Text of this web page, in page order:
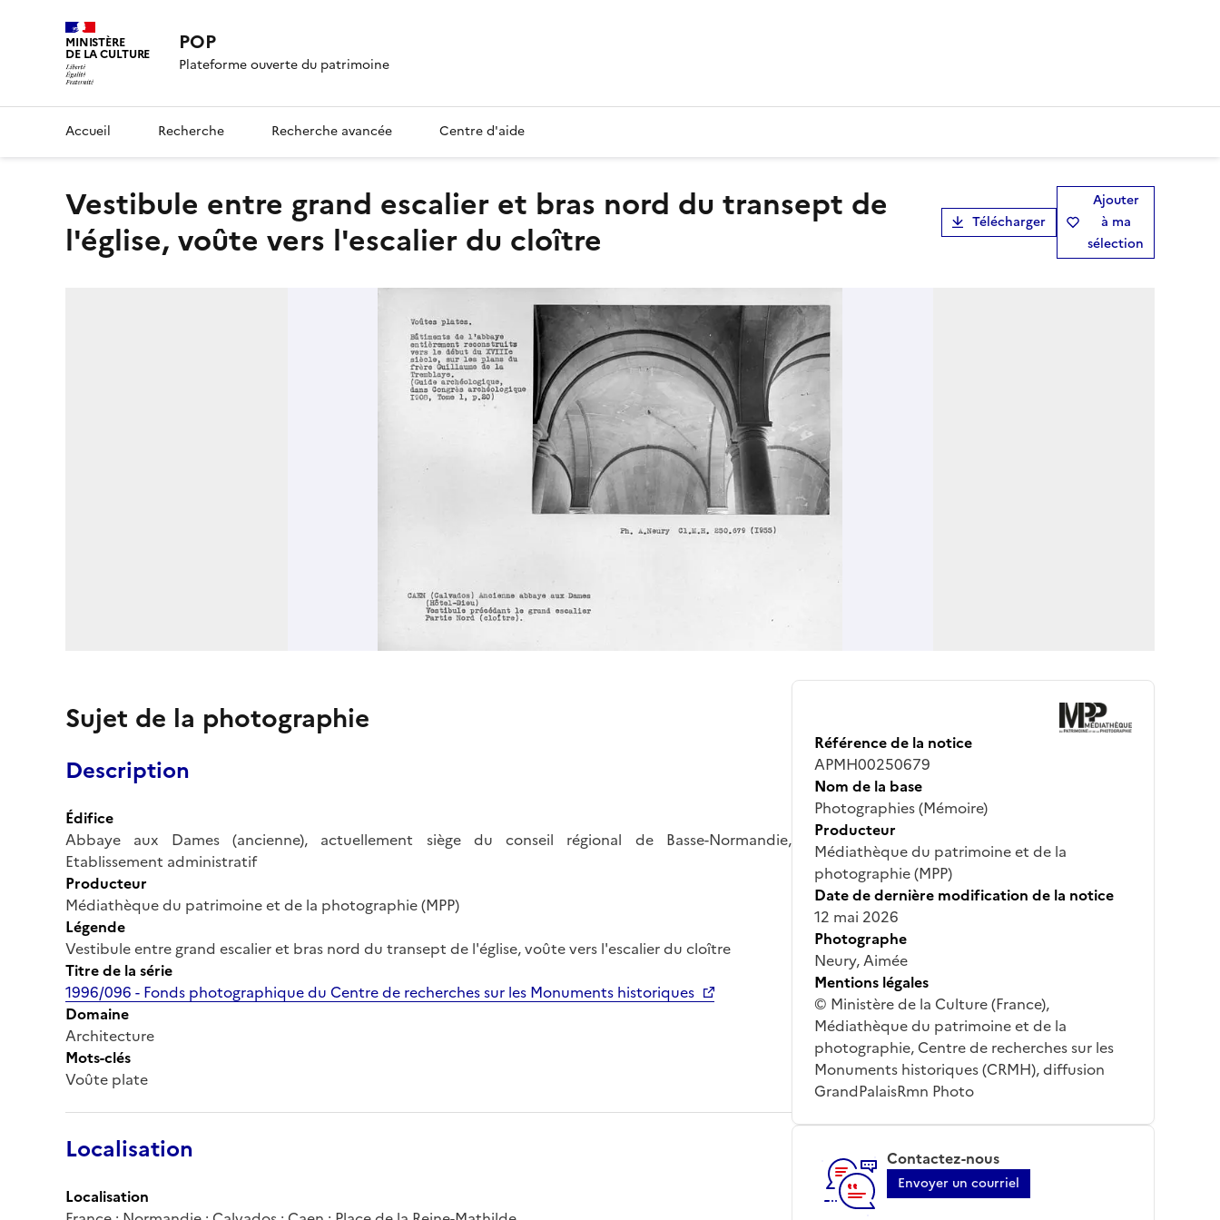
MINISTÈRE
DE LA CULTURE POP
Plateforme ouverte du patrimoine
Accueil Recherche Recherche avancée Centre d'aide
Vestibule entre grand escalier et bras nord du transept de
l'église, voûte vers l'escalier du cloître
Télécharger
Ajouter
à ma
sélection
Sujet de la photographie
Description
Édifice
Abbaye aux Dames (ancienne), actuellement siège du conseil régional de Basse-Normandie,
Etablissement administratif
Producteur
Médiathèque du patrimoine et de la photographie (MPP)
Légende
Vestibule entre grand escalier et bras nord du transept de l'église, voûte vers l'escalier du cloître
Titre de la série
1996/096 - Fonds photographique du Centre de recherches sur les Monuments historiques
Domaine
Architecture
Mots-clés
Voûte plate
Localisation
Localisation
Référence de la notice
APMH00250679
Nom de la base
Photographies (Mémoire)
Producteur
Médiathèque du patrimoine et de la
photographie (MPP)
Date de dernière modification de la notice
12 mai 2026
Photographe
Neury, Aimée
Mentions légales
© Ministère de la Culture (France),
Médiathèque du patrimoine et de la
photographie, Centre de recherches sur les
Monuments historiques (CRMH), diffusion
GrandPalaisRmn Photo
Contactez-nous
Envoyer un courriel